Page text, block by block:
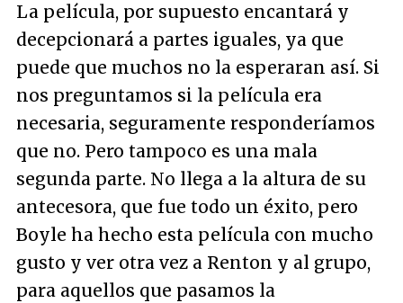
La película, por supuesto encantará y
decepcionará a partes iguales, ya que
puede que muchos no la esperaran así. Si
nos preguntamos si la película era
necesaria, seguramente responderíamos
que no. Pero tampoco es una mala
segunda parte. No llega a la altura de su
antecesora, que fue todo un éxito, pero
Boyle ha hecho esta película con mucho
gusto y ver otra vez a Renton y al grupo,
para aquellos que pasamos la